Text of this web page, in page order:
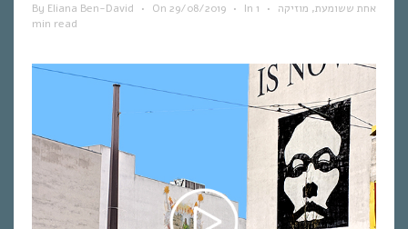
By Eliana Ben-David • On 29/08/2019 • In אחת ששומעת, מוזיקה •
1
min read